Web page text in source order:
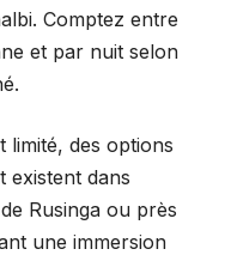
Comptez entre
et par nuit selon
limité, des options
existent dans
Rusinga ou près
une immersion